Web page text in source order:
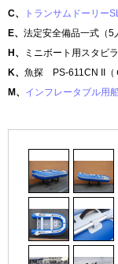
C、
トランサムドーリー
E、 法定安全備品一式（
H、
ミニボート用スタビ
K、 魚探 PS-611CN II（
M、 インフレータブル用